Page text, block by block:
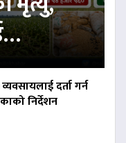
दर्ता गर्न
निर्देशन